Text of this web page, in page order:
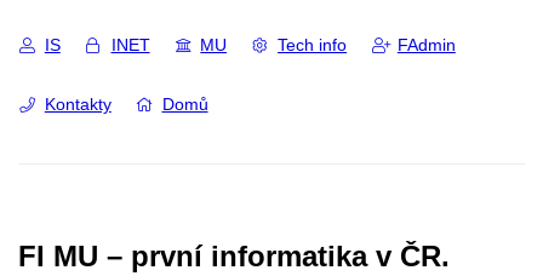
IS INET MU Tech info FAdmin
Kontakty Domů
FI MU – první informatika v ČR.